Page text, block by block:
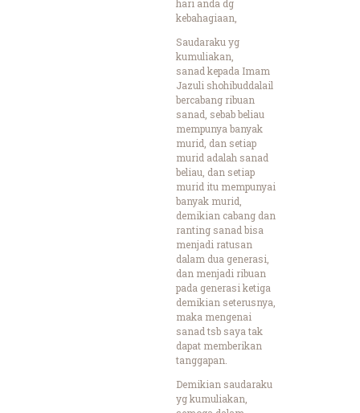
hari anda dg
kebahagiaan,
Saudaraku yg
kumuliakan,
sanad kepada Imam
Jazuli shohibuddalail
bercabang ribuan
sanad, sebab beliau
mempunya banyak
murid, dan setiap
murid adalah sanad
beliau, dan setiap
murid itu mempunyai
banyak murid,
demikian cabang dan
ranting sanad bisa
menjadi ratusan
dalam dua generasi,
dan menjadi ribuan
pada generasi ketiga
demikian seterusnya,
maka mengenai
sanad tsb saya tak
dapat memberikan
tanggapan.
Demikian saudaraku
yg kumuliakan,